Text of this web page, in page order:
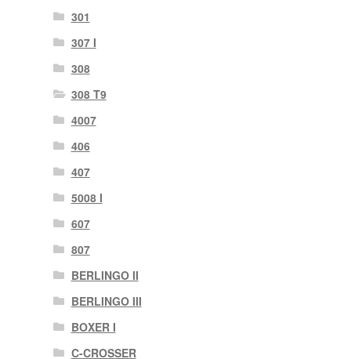
301
307 I
308
308 T9
4007
406
407
5008 I
607
807
BERLINGO II
BERLINGO III
BOXER I
C-CROSSER